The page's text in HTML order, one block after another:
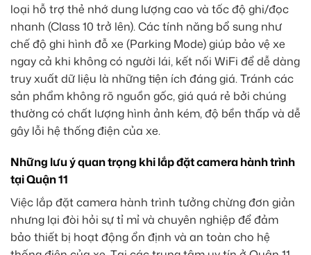
loại hỗ trợ thẻ nhớ dung lượng cao và tốc độ ghi/đọc
nhanh (Class 10 trở lên). Các tính năng bổ sung như
chế độ ghi hình đỗ xe (Parking Mode) giúp bảo vệ xe
ngay cả khi không có người lái, kết nối WiFi để dễ dàng
truy xuất dữ liệu là những tiện ích đáng giá. Tránh các
sản phẩm không rõ nguồn gốc, giá quá rẻ bởi chúng
thường có chất lượng hình ảnh kém, độ bền thấp và dễ
gây lỗi hệ thống điện của xe.
Những lưu ý quan trọng khi lắp đặt camera hành trình
tại Quận 11
Việc lắp đặt camera hành trình tưởng chừng đơn giản
nhưng lại đòi hỏi sự tỉ mỉ và chuyên nghiệp để đảm
bảo thiết bị hoạt động ổn định và an toàn cho hệ